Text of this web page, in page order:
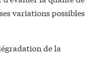
variations possibles
de la